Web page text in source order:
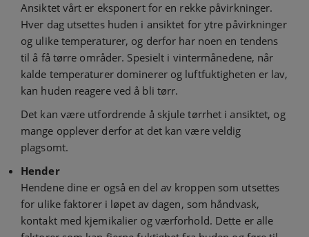
Ansiktet vårt er eksponert for en rekke påvirkninger.
Hver dag utsettes huden i ansiktet for ytre påvirkninger
og ulike temperaturer, og derfor har noen en tendens
til å få tørre områder. Spesielt i vintermånedene, når
kalde temperaturer dominerer og luftfuktigheten er lav,
kan huden reagere ved å bli tørr.
Det kan være utfordrende å skjule tørrhet i ansiktet, og
mange opplever derfor at det kan være veldig
plagsomt.
Hender
Hendene dine er også en del av kroppen som utsettes
for ulike faktorer i løpet av dagen, som håndvask,
kontakt med kjemikalier og værforhold. Dette er alle